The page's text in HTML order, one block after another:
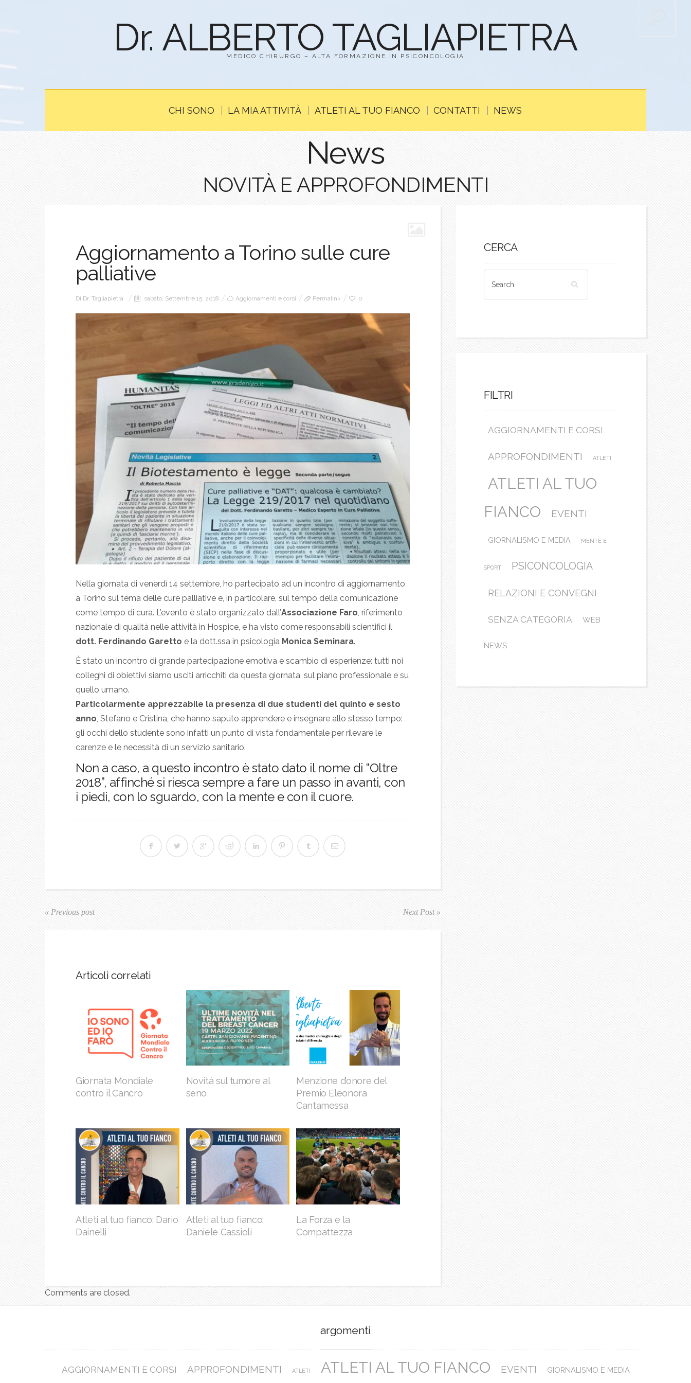
Dr. ALBERTO TAGLIAPIETRA
MEDICO CHIRURGO – ALTA FORMAZIONE IN PSICONCOLOGIA
CHI SONO LA MIA ATTIVITÀ ATLETI AL TUO FIANCO CONTATTI NEWS
News
NOVITÀ E APPROFONDIMENTI
Aggiornamento a Torino sulle cure
palliative
Di Dr. Tagliapietra sabato, Settembre 15, 2018 Aggiornamenti e corsi Permalink 0
Nella giornata di venerdì 14 settembre, ho partecipato ad un incontro di aggiornamento
a Torino sul tema delle cure palliative e, in particolare, sul tempo della comunicazione
come tempo di cura. L’evento è stato organizzato dall’Associazione Faro , riferimento
nazionale di qualità nelle attività in Hospice, e ha visto come responsabili scientifici il
dott. Ferdinando Garetto e la dott.ssa in psicologia Monica Seminara.
È stato un incontro di grande partecipazione emotiva e scambio di esperienze: tutti noi
colleghi di obiettivi siamo usciti arricchiti da questa giornata, sul piano professionale e su
quello umano.
Particolarmente apprezzabile la presenza di due studenti del quinto e sesto
anno , Stefano e Cristina, che hanno saputo apprendere e insegnare allo stesso tempo:
gli occhi dello studente sono infatti un punto di vista fondamentale per rilevare le
carenze e le necessità di un servizio sanitario.
Non a caso, a questo incontro è stato dato il nome di “Oltre
2018”, affinché si riesca sempre a fare un passo in avanti, con
i piedi, con lo sguardo, con la mente e con il cuore.
« Previous post Next Post »
Articoli correlati
Giornata Mondiale
contro il Cancro
Novità sul tumore al
seno
Menzione d’onore del
Premio Eleonora
Cantamessa
Atleti al tuo fianco: Dario
Dainelli
Atleti al tuo fianco:
Daniele Cassioli
La Forza e la
Compattezza
Comments are closed.
CERCA
FILTRI
AGGIORNAMENTI E CORSI
APPROFONDIMENTI ATLETI
ATLETI AL TUO
FIANCO
EVENTI
GIORNALISMO E MEDIA MENTE E
SPORT PSICONCOLOGIA
RELAZIONI E CONVEGNI
SENZA CATEGORIA WEB
NEWS
argomenti
AGGIORNAMENTI E CORSI APPROFONDIMENTI ATLETI ATLETI AL TUO FIANCO EVENTI GIORNALISMO E MEDIA